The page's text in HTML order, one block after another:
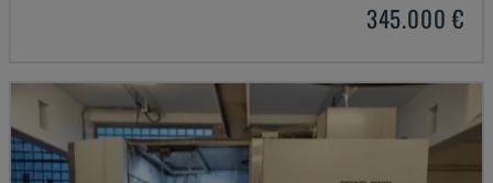
345.000 €